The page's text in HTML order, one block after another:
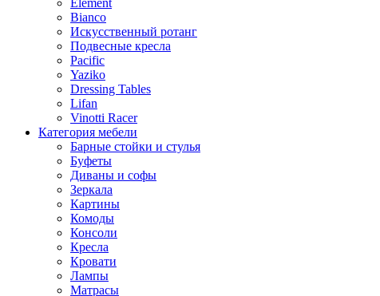
Element
Bianco
Искусственный ротанг
Подвесные кресла
Pacific
Yaziko
Dressing Tables
Lifan
Vinotti Racer
Категория мебели
Барные стойки и стулья
Буфеты
Диваны и софы
Зеркала
Картины
Комоды
Консоли
Кресла
Кровати
Лампы
Матрасы